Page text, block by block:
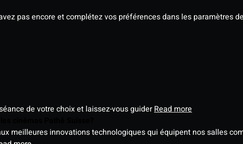
pas encore et complétez vos préférences dans les paramètres
de votre choix et laissez-vous guiderRead more
meilleures innovations technologiques qui équipent nos salles